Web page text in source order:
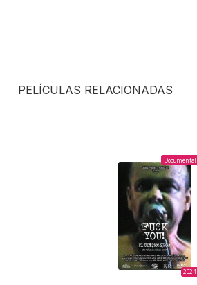
PELÍCULAS RELACIONADAS
Documental
2024